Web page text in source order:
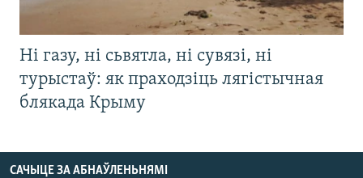
Ні газу, ні сьвятла, ні сувязі, ні
турыстаў: як праходзіць лягістычная
блякада Крыму
САЧЫЦЕ ЗА АБНАЎЛЕНЬНЯМІ